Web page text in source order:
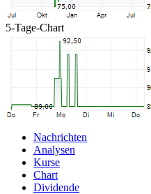
5-Tage-Chart
Nachrichten
Analysen
Kurse
Chart
Dividende